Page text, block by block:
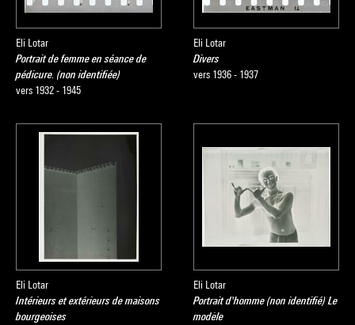
Eli Lotar
Portrait de femme en séance de
pédicure. (non identifiée)
vers 1932 - 1945
Eli Lotar
Divers
vers 1936 - 1937
Eli Lotar
Intérieurs et extérieurs de maisons
bourgeoises
Eli Lotar
Portrait d'homme (non identifié) Le
modèle